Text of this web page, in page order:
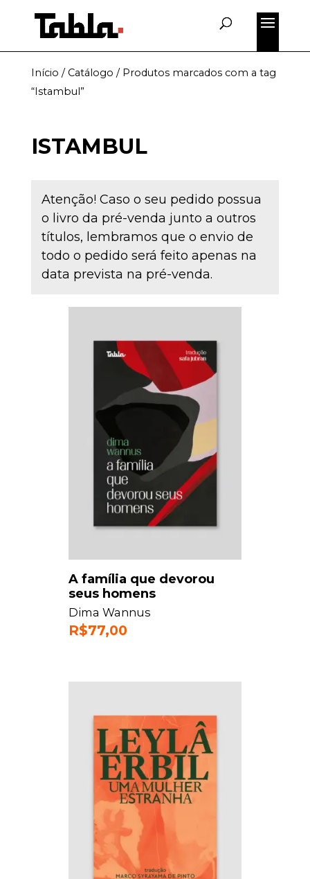
Início / Catálogo / Produtos marcados com a tag
“Istambul”
ISTAMBUL
Atenção! Caso o seu pedido possua
o livro da pré-venda junto a outros
títulos, lembramos que o envio de
todo o pedido será feito apenas na
data prevista na pré-venda.
A família que devorou
seus homens
Dima Wannus
R$77,00